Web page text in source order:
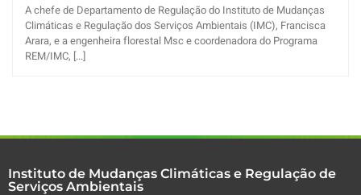
A chefe de Departamento de Regulação do Instituto de Mudanças
Climáticas e Regulação dos Serviços Ambientais (IMC), Francisca
Arara, e a engenheira florestal Msc e coordenadora do Programa
REM/IMC, [...]
Instituto de Mudanças Climáticas e Regulação de
Serviços Ambientais